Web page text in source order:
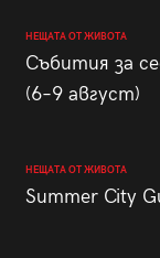
НЕЩАТА ОТ ЖИВОТА
Събития за
(6–9 август)
НЕЩАТА ОТ ЖИВОТА
Summer City